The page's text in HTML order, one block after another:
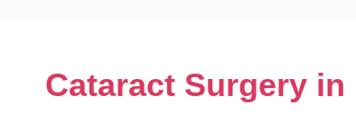
Cataract Surgery in